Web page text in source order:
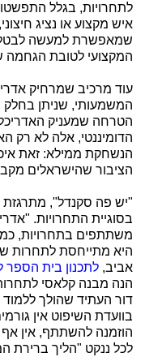
לתחרויות, בגלל
איש מקצוע או נציג
שמאפשרת למעשה לבטל
המקצועי לטובת
עוד מרכיב שמרחיק
המשמעותי, שניתן
הטרחה שמעניק
הדומיננטי, אלה לא רק
הנשחקת ממילא: זאת
הציבור שהישראלים
"יש פה סקנדל",
בסוגיית התחרויות.
משתתפים בתחרויות,
היא מתייחסת לתחרות
אביב, לתכנון בית הספר
הנה מבנה קלאסי
דור העתיד שהולך
בוועדת השיפוט אין
הוזמנה להשתתף, אין אף
לכל ננקט "הליך ברירת